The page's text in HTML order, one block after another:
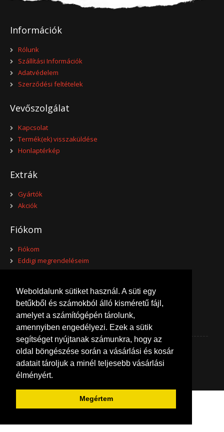
Weboldalunk sütiket használ. A süti egy
betűkből és számokból álló kisméretű fájl,
amelyet a számítógépén tárolunk,
amennyiben engedélyezi. Ezek a sütik
segítséget nyújtanak számunkra, hogy az
oldal böngészése során a vásárlási és kosár
adatait tároljuk a minél teljesebb vásárlási
élményért.
Megértem
Információk
Rólunk
Szállítási Információk
Adatvédelem
Szerződési feltételek
Vevőszolgálat
Kapcsolat
Termék(ek) visszaküldése
Honlaptérkép
Extrák
Gyártók
Akciók
Fiókom
Fiókom
Eddigi megrendeléseim
Emelő Áruház © 2026
Készítette:Feryx